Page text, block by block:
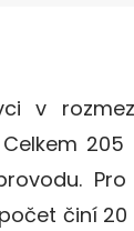
v
činí 20